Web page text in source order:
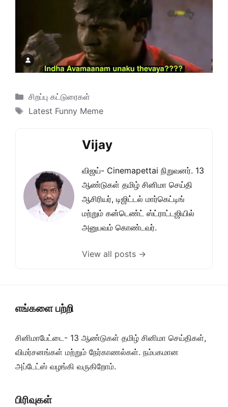
Categories
சிறப்பு கட்டுரைகள்
Tags
Latest Funny Meme
Vijay
விஜய்- Cinemapettai நிறுவனர். 13
ஆண்டுகள் தமிழ் சினிமா செய்தி
ஆசிரியர், டிஜிட்டல் மார்கெட்டிங்
மற்றும் கன்டெண்ட் ஸ்ட்ராட்டஜியில்
அனுபவம் கொண்டவர்.
View all posts →
எங்களை பற்றி
சினிமாபேட்டை- 13 ஆண்டுகள் தமிழ் சினிமா செய்திகள்,
விமர்சனங்கள் மற்றும் நேர்காணல்கள். நம்பகமான
அப்டேட்ஸ் வழங்கி வருகிறோம்.
பிரிவுகள்